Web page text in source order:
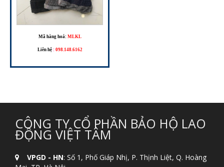
Mã hàng hoá: MLKL
Liên hệ : 098.148.6162
CÔNG TY CỔ PHẦN BẢO HỘ LAO
ĐỘNG VIỆT TÂM
VPGD - HN: Số 1, Phố Giáp Nhị, P. Thịnh Liệt, Q. Hoàng